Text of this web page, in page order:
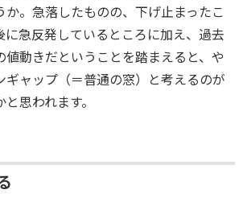
。急落したものの、下げ止まったこ
に急反発しているところに加え、過去
値動きだということを踏まえると、や
ギャップ（＝普通の窓）と考えるのが
思われます。